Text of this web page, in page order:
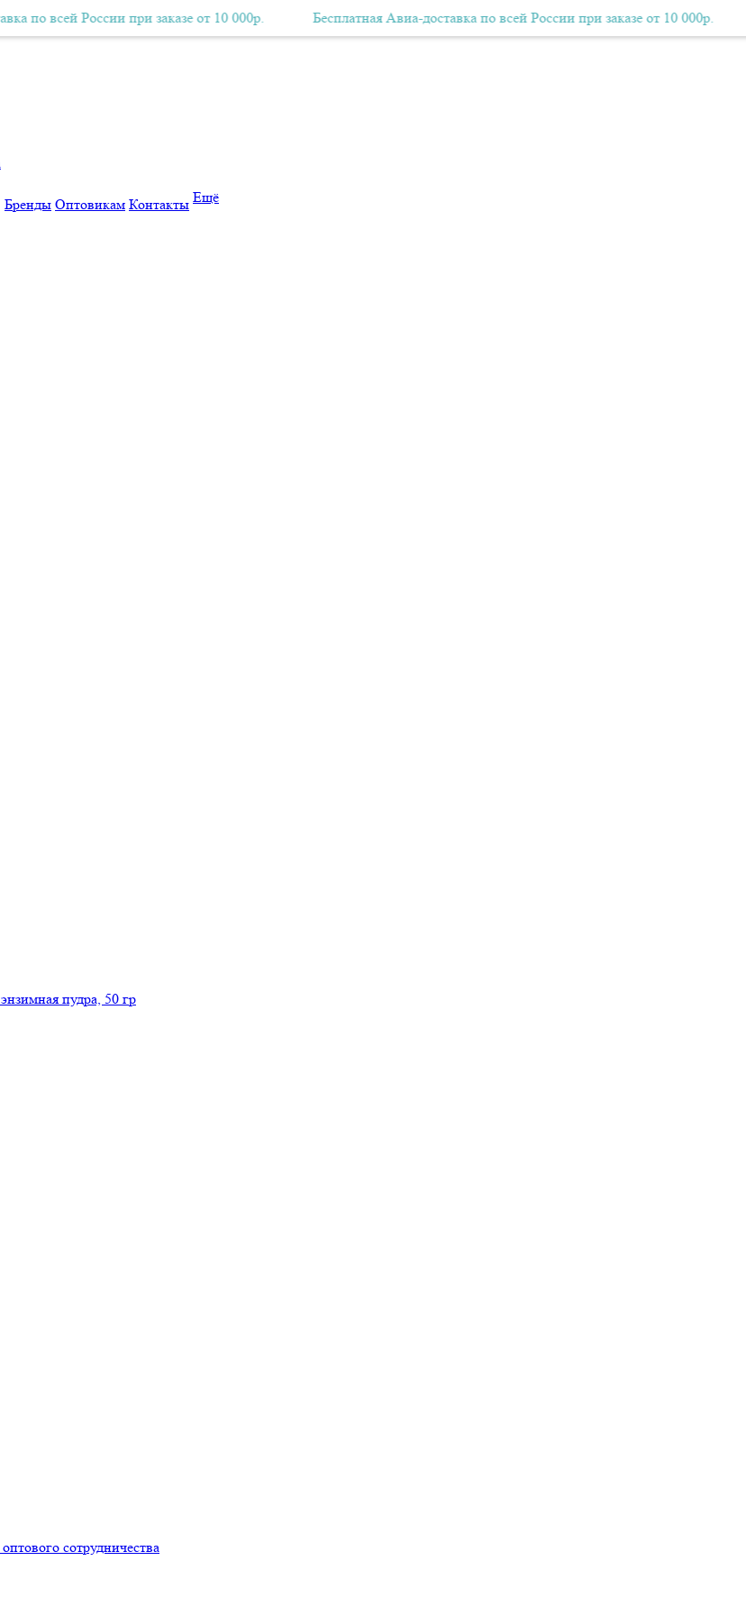
Авиа-доставка по всей России при заказе от 10 000р. Бесплатная Авиа-доставка по всей России при заказе от
всей России при заказе от 10 000р. Бесплатная Авиа-доставка по всей России при заказе от 10 000р.
Бренды Оптовикам Контакты Ещё
пудра, 50 гр
сотрудничества